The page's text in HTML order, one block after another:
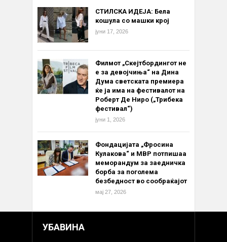
СТИЛСКА ИДЕЈА: Бела
кошула со машки крој
јуни 17, 2026
Филмот „Скејтбордингот не
е за девојчиња“ на Дина
Дума светската премиера
ќе ја има на фестивалот на
Роберт Де Ниро („Трибека
фестивал“)
јуни 1, 2026
Фондацијата „Фросина
Кулакова“ и МВР потпишаа
меморандум за заедничка
борба за поголема
безбедност во сообраќајот
мај 27, 2026
УБАВИНА